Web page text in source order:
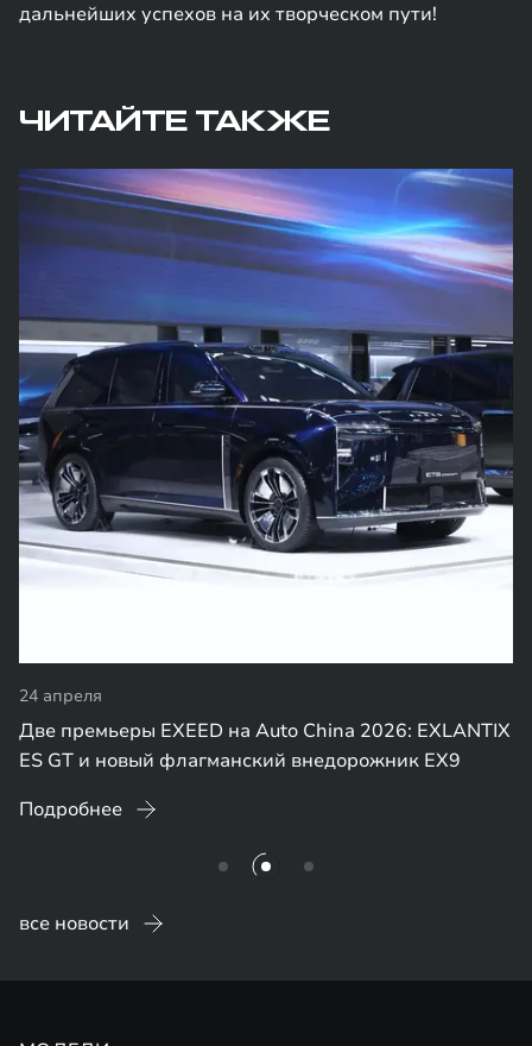
дальнейших успехов на их творческом пути!
ЧИТАЙТЕ ТАКЖЕ
24 апреля
Две премьеры EXEED на Auto China 2026: EXLANTIX
ES GT и новый флагманский внедорожник EX9
Подробнее
все новости